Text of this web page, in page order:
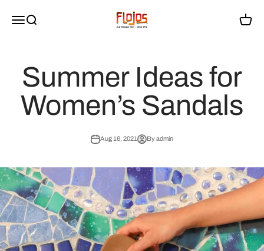
MenuSearch
flojossandals
Cart
Summer Ideas for
Women’s Sandals
Aug 16, 2021 By admin